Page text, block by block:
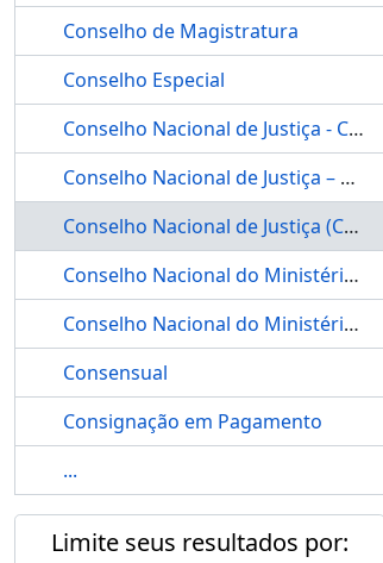
Conselho de Magistratura
Conselho Especial
Conselho Nacional de Justiça - CNJ
Conselho Nacional de Justiça – CNJ
Conselho Nacional de Justiça (CNJ)
Conselho Nacional do Ministério Público
Conselho Nacional do Ministério Público – CNMP
Consensual
Consignação em Pagamento
...
Limite seus resultados por: